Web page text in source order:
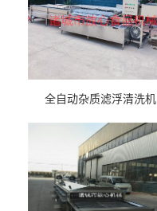
全自动杂质滤浮清洗机